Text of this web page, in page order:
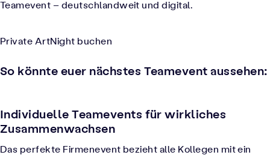
Teamevent – deutschlandweit und digital.
Private ArtNight buchen
So könnte euer nächstes Teamevent aussehen:
Individuelle Teamevents für wirkliches
Zusammenwachsen
Das perfekte Firmenevent bezieht alle Kollegen mit ein